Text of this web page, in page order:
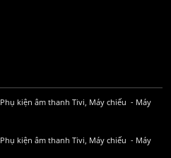
Phụ kiện âm thanh Tivi, Máy chiếu - Máy
Phụ kiện âm thanh Tivi, Máy chiếu - Máy